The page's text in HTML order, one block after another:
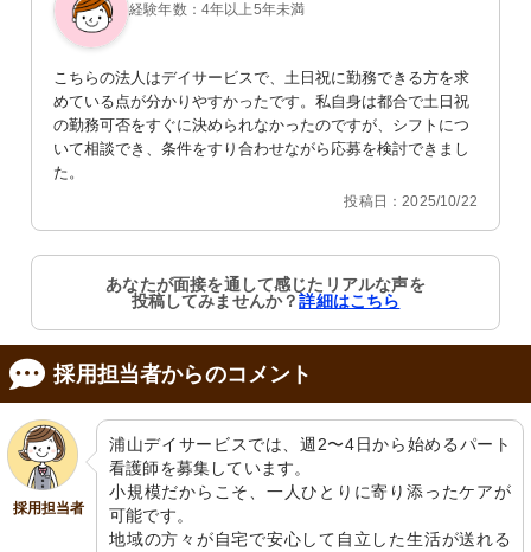
経験年数：4年以上5年未満
こちらの法人はデイサービスで、土日祝に勤務できる方を求
めている点が分かりやすかったです。私自身は都合で土日祝
の勤務可否をすぐに決められなかったのですが、シフトにつ
いて相談でき、条件をすり合わせながら応募を検討できまし
た。
投稿日：2025/10/22
あなたが面接を通して感じたリアルな声を
投稿してみませんか？詳細はこちら
採用担当者からのコメント
採用担当者
浦山デイサービスでは、週2〜4日から始めるパート
看護師を募集しています。
小規模だからこそ、一人ひとりに寄り添ったケアが
可能です。
地域の方々が自宅で安心して自立した生活が送れる